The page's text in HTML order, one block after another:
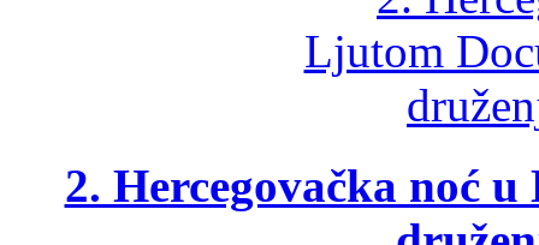
2. Hercegovačka noć